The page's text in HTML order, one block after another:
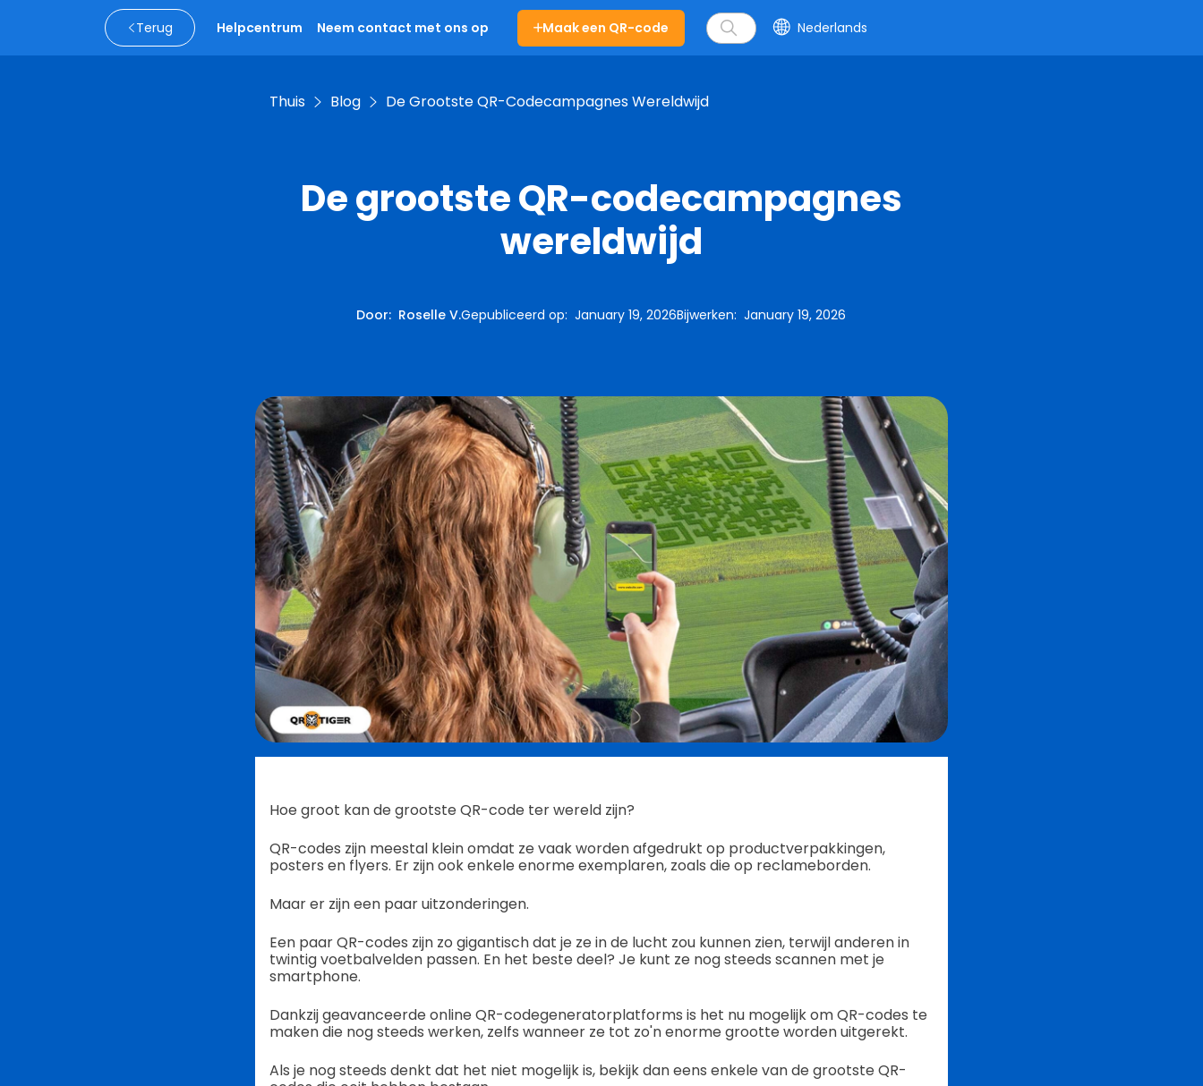
Terug Helpcentrum Neem contact met ons op Maak een QR-code Nederlands
Thuis Blog De Grootste QR-Codecampagnes Wereldwijd
De grootste QR-codecampagnes
wereldwijd
Door: Roselle V.Gepubliceerd op:January 19, 2026Bijwerken:January 19, 2026
Hoe groot kan de grootste QR-code ter wereld zijn?
QR-codes zijn meestal klein omdat ze vaak worden afgedrukt op productverpakkingen,
posters en flyers. Er zijn ook enkele enorme exemplaren, zoals die op reclameborden.
Maar er zijn een paar uitzonderingen.
Een paar QR-codes zijn zo gigantisch dat je ze in de lucht zou kunnen zien, terwijl anderen in
twintig voetbalvelden passen. En het beste deel? Je kunt ze nog steeds scannen met je
smartphone.
Dankzij geavanceerde online QR-codegeneratorplatforms is het nu mogelijk om QR-codes te
maken die nog steeds werken, zelfs wanneer ze tot zo'n enorme grootte worden uitgerekt.
Als je nog steeds denkt dat het niet mogelijk is, bekijk dan eens enkele van de grootste QR-